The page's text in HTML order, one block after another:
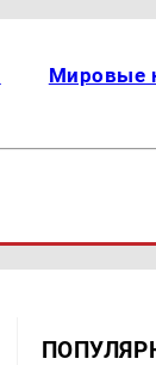
Мировые